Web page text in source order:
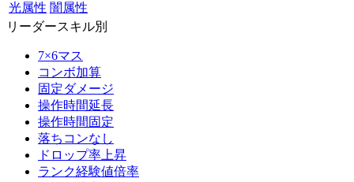
光属性 闇属性
リーダースキル別
7×6マス
コンボ加算
固定ダメージ
操作時間延長
操作時間固定
落ちコンなし
ドロップ率上昇
ランク経験値倍率